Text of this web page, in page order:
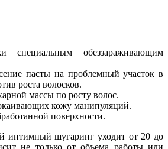
специальным обеззараживающим
пасты на проблемный участок в
роста волосков.
массы по росту волос.
кожу манипуляций.
поверхности.
интимный шугаринг уходит от 20 до